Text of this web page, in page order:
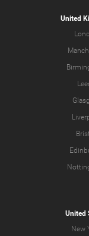
United
United
New